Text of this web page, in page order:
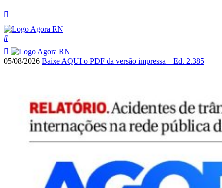
05/08/2026 Baixe AQUI o PDF da versão impressa – Ed. 2.385